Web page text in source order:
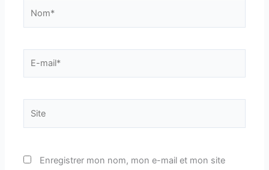
Enregistrer mon nom, mon e-mail et mon site